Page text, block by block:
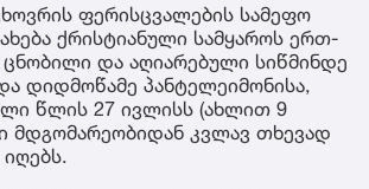
ფერისცვალების სამეფო
ქრისტიანული სამყაროს ერთ-
და აღიარებული სიწმინდე
დიდმოწამე პანტელეიმონისა,
წლის 27 ივლისს (ახლით 9
მდგომარეობიდან კვლავ თხევად